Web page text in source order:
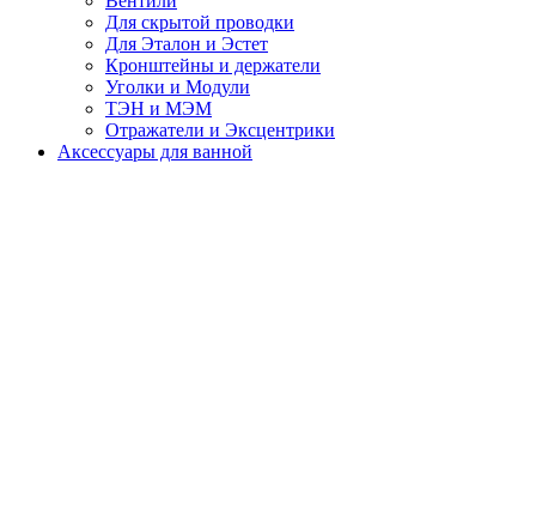
Для скрытой проводки
Для Эталон и Эстет
Кронштейны и держатели
Уголки и Модули
ТЭН и МЭМ
Отражатели и Эксцентрики
Аксессуары для ванной